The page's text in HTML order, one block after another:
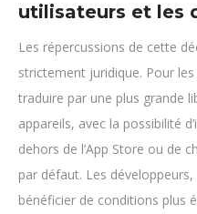
utilisateurs et les
Les répercussions de cette
strictement juridique. Pour
traduire par une plus grande
appareils, avec la possibilité
dehors de l’App Store ou de
par défaut. Les
bénéficier de conditions plus